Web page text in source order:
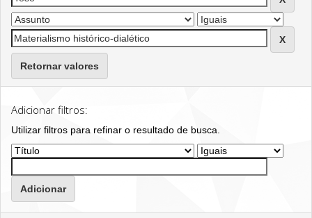
Retornar valores
Adicionar filtros:
Utilizar filtros para refinar o resultado de busca.